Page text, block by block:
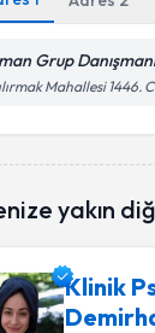
Grup
Mahallesi 1446.
yakın
Klinik